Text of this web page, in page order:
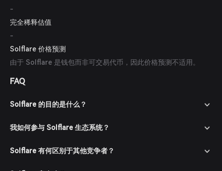
-
完全稀释估值
-
Solflare 价格预测
由于 Solflare 是钱包而非可交易代币，因此价格预测不适用。
FAQ
Solflare 的目的是什么？
我如何参与 Solflare 生态系统？
Solflare 有何区别于其他竞争者？